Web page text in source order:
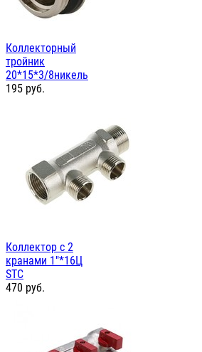
Коллекторный
тройник
20*15*3/8никель
195 руб.
Коллектор с 2
кранами 1"*16Ц
STC
470 руб.